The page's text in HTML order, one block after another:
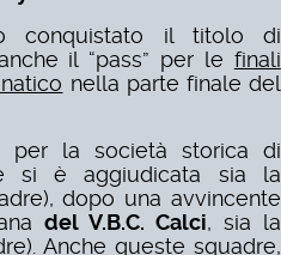
conquistato il titolo di
il “pass” per le finali
nella parte finale del
per la società storica di
si è aggiudicata sia la
dopo una avvincente
del V.B.C. Calci, sia la
Anche queste squadre,